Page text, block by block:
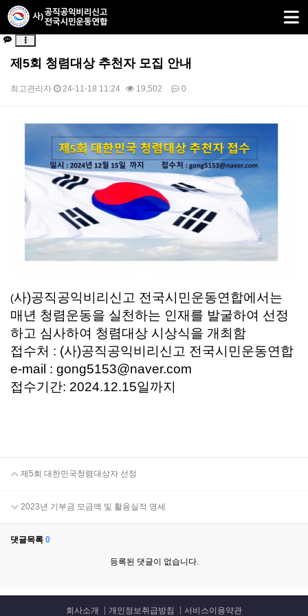
제5회 청렴대상 추천자 모집 안내
최고관리자 24-11-18 11:24 19,502 0
본문
(사)공직공익비리신고 전국시민운동연합에서는
매년 청렴운동을 실천하는 인재를 발굴하여 선정
하고 심사하여 청렴대상 시상식을 개최함
접수처 : (사)공직공익비리신고 전국시민운동연합
e-mail : gong5153@naver.com
접수기간: 2024.12.15일까지
제5회 대한민국청렴대상자 선정
2023년 기부금 모금액 및 활용실적 명세
댓글목록 0
등록된 댓글이 없습니다.
회사소개 개인정보취급방침 서비스이용약관